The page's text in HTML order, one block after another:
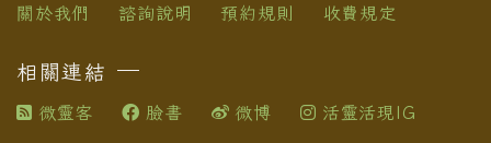
關於我們 諮詢說明 預約規則 收費規定
相關連結
微靈客 臉書 微博
活靈活現IG